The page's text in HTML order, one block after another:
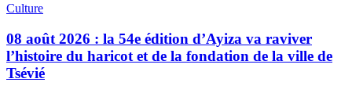
Culture
08 août 2026 : la 54e édition d’Ayiza va raviver
l’histoire du haricot et de la fondation de la ville de
Tsévié